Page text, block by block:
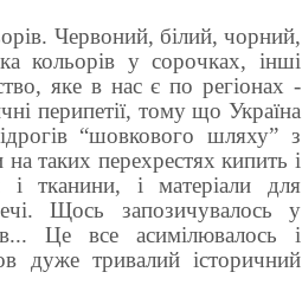
Червоний, білий, чорний,
кольорів у сорочках, інші
яке в нас є по регіонах -
перипетії, тому що Україна
“шовкового шляху” з
таких перехрестях кипить і
тканини, і матеріали для
Щось запозичувалось у
Це все асимілювалось і
дуже тривалий історичний